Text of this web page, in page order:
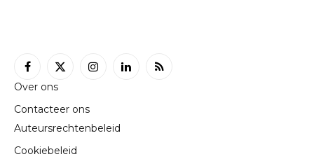
Facebook
X
InstagramLinkedInRSS
Over ons
Contacteer ons
Auteursrechtenbeleid
Cookiebeleid